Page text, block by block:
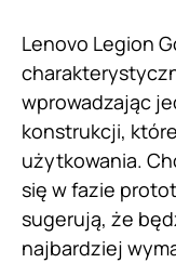
Lenovo Legion
wprowadzając
konstrukcji,
użytkowania.
się w fazie
sugerują, że
najbardziej